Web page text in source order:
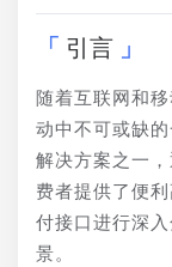
引言
随着互联网和
动中不可或缺
解决方案之一
费者提供了便
付接口进行深
景。